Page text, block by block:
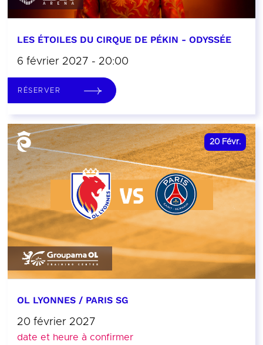
LES ÉTOILES DU CIRQUE DE PÉKIN - ODYSSÉE
6 février 2027 - 20:00
RÉSERVER
20 Févr.
OL LYONNES / PARIS SG
20 février 2027
date et heure à confirmer